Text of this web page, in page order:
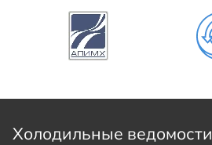
Холодильные ведомости